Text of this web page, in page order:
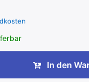
In den